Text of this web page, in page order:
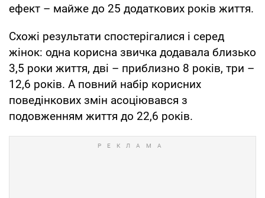
ефект – майже до 25 додаткових років життя.
Схожі результати спостерігалися і серед
жінок: одна корисна звичка додавала близько
3,5 роки життя, дві – приблизно 8 років, три –
12,6 років. А повний набір корисних
поведінкових змін асоціювався з
подовженням життя до 22,6 років.